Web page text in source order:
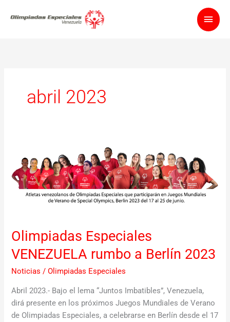
abril 2023
Olimpiadas Especiales
VENEZUELA rumbo a Berlín 2023
Noticias /Olimpiadas Especiales
Abril 2023.- Bajo el lema “Juntos Imbatibles”, Venezuela,
dirá presente en los próximos Juegos Mundiales de Verano
de Olimpiadas Especiales, a celebrarse en Berlín desde el 17
Especiales
VENEZUELA
rumbo